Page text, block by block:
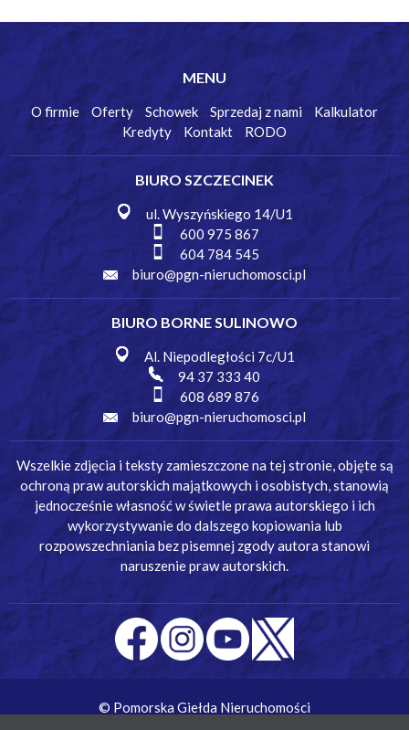
MENU
O firmie Oferty Schowek Sprzedaj z nami
Kalkulator
Kredyty
Kontakt RODO
BIURO SZCZECINEK
ul. Wyszyńskiego 14/U1
600 975 867
604 784 545
biuro@pgn-nieruchomosci.pl
BIURO BORNE SULINOWO
Al. Niepodległości 7c/U1
94 37 333 40
608 689 876
biuro@pgn-nieruchomosci.pl
Wszelkie zdjęcia i teksty zamieszczone na tej stronie, objęte są
ochroną praw autorskich majątkowych i osobistych, stanowią
jednocześnie własność w świetle prawa autorskiego i ich
wykorzystywanie do dalszego kopiowania lub
rozpowszechniania bez pisemnej zgody autora stanowi
naruszenie praw autorskich.
© Pomorska Giełda Nieruchomości